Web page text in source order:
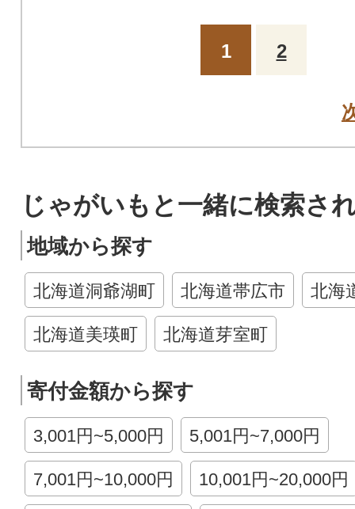
1 2
じゃがいもと一緒に検索さ
地域から探す
北海道洞爺湖町 北海道帯広市 北海
北海道美瑛町 北海道芽室町
寄付金額から探す
3,001円~5,000円 5,001円~7,000円
7,001円~10,000円 10,001円~20,000円